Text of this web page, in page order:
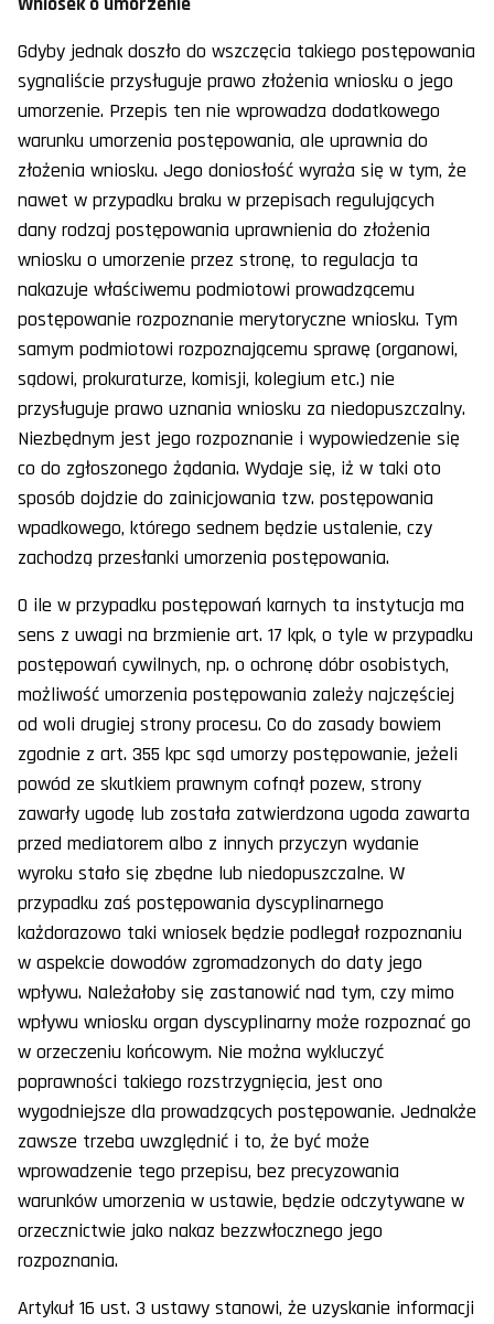
Gdyby jednak doszło do wszczęcia takiego postępowania
sygnaliście przysługuje prawo złożenia wniosku o jego
umorzenie. Przepis ten nie wprowadza dodatkowego
warunku umorzenia postępowania, ale uprawnia do
złożenia wniosku. Jego doniosłość wyraża się w tym, że
nawet w przypadku braku w przepisach regulujących
dany rodzaj postępowania uprawnienia do złożenia
wniosku o umorzenie przez stronę, to regulacja ta
nakazuje właściwemu podmiotowi prowadzącemu
postępowanie rozpoznanie merytoryczne wniosku. Tym
samym podmiotowi rozpoznającemu sprawę (organowi,
sądowi, prokuraturze, komisji, kolegium etc.) nie
przysługuje prawo uznania wniosku za niedopuszczalny.
Niezbędnym jest jego rozpoznanie i wypowiedzenie się
co do zgłoszonego żądania. Wydaje się, iż w taki oto
sposób dojdzie do zainicjowania tzw. postępowania
wpadkowego, którego sednem będzie ustalenie, czy
zachodzą przesłanki umorzenia postępowania.
O ile w przypadku postępowań karnych ta instytucja ma
sens z uwagi na brzmienie art. 17 kpk, o tyle w przypadku
postępowań cywilnych, np. o ochronę dóbr osobistych,
możliwość umorzenia postępowania zależy najczęściej
od woli drugiej strony procesu. Co do zasady bowiem
zgodnie z art. 355 kpc sąd umorzy postępowanie, jeżeli
powód ze skutkiem prawnym cofnął pozew, strony
zawarły ugodę lub została zatwierdzona ugoda zawarta
przed mediatorem albo z innych przyczyn wydanie
wyroku stało się zbędne lub niedopuszczalne. W
przypadku zaś postępowania dyscyplinarnego
każdorazowo taki wniosek będzie podlegał rozpoznaniu
w aspekcie dowodów zgromadzonych do daty jego
wpływu. Należałoby się zastanowić nad tym, czy mimo
wpływu wniosku organ dyscyplinarny może rozpoznać go
w orzeczeniu końcowym. Nie można wykluczyć
poprawności takiego rozstrzygnięcia, jest ono
wygodniejsze dla prowadzących postępowanie. Jednakże
zawsze trzeba uwzględnić i to, że być może
wprowadzenie tego przepisu, bez precyzowania
warunków umorzenia w ustawie, będzie odczytywane w
orzecznictwie jako nakaz bezzwłocznego jego
rozpoznania.
Artykuł 16 ust. 3 ustawy stanowi, że uzyskanie informacji